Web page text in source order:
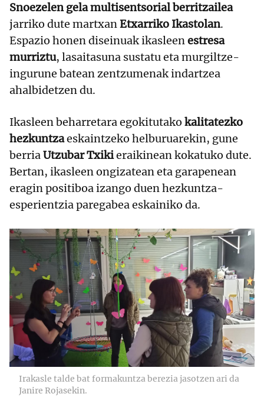
Snoezelen gela multisentsorial berritzailea
jarriko dute martxanEtxarriko Ikastolan.
Espazio honen diseinuak ikasleenestresa
murriztu, lasaitasuna sustatu eta murgiltze-
ingurune batean zentzumenak indartzea
ahalbidetzen du.
Ikasleen beharretara egokitutako kalitatezko
hezkuntzaeskaintzeko helburuarekin, gune
berriaUtzubar Txikieraikinean kokatuko dute.
Bertan, ikasleen ongizatean eta garapenean
eragin positiboa izango duen hezkuntza-
esperientzia paregabea eskainiko da.
Irakasle talde bat formakuntza berezia jasotzen ari da
Janire Rojasekin.